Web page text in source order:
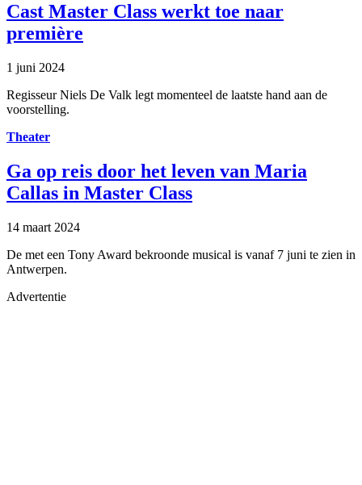
Cast Master Class werkt toe naar
première
1 juni 2024
Regisseur Niels De Valk legt momenteel de laatste hand aan de
voorstelling.
Theater
Ga op reis door het leven van Maria
Callas in Master Class
14 maart 2024
De met een Tony Award bekroonde musical is vanaf 7 juni te zien in
Antwerpen.
Advertentie